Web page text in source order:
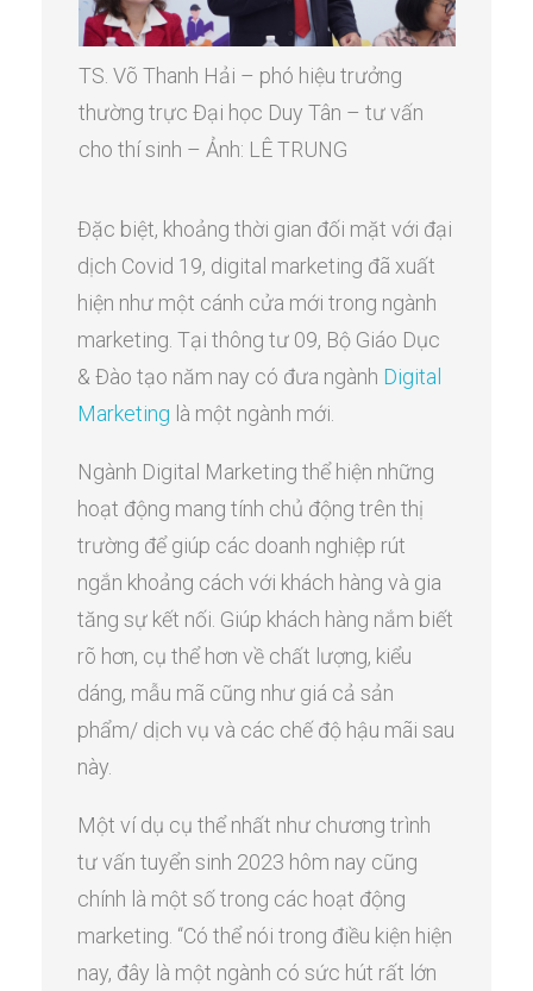
TS. Võ Thanh Hải – phó hiệu trưởng
thường trực Đại học Duy Tân – tư vấn
cho thí sinh – Ảnh: LÊ TRUNG
Đặc biệt, khoảng thời gian đối mặt với đại
dịch Covid 19, digital marketing đã xuất
hiện như một cánh cửa mới trong ngành
marketing. Tại thông tư 09, Bộ Giáo Dục
& Đào tạo năm nay có đưa ngành Digital
Marketing là một ngành mới.
Ngành Digital Marketing thể hiện những
hoạt động mang tính chủ động trên thị
trường để giúp các doanh nghiệp rút
ngắn khoảng cách với khách hàng và gia
tăng sự kết nối. Giúp khách hàng nắm biết
rõ hơn, cụ thể hơn về chất lượng, kiểu
dáng, mẫu mã cũng như giá cả sản
phẩm/ dịch vụ và các chế độ hậu mãi sau
này.
Một ví dụ cụ thể nhất như chương trình
tư vấn tuyển sinh 2023 hôm nay cũng
chính là một số trong các hoạt động
marketing. “Có thể nói trong điều kiện hiện
nay, đây là một ngành có sức hút rất lớn